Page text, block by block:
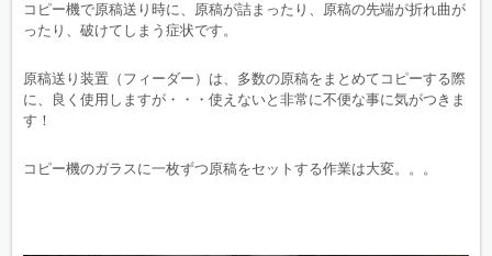
コピー機で原稿送り時に、原稿が詰まったり、原稿の先端が折れ曲が
ったり、破けてしまう症状です。
原稿送り装置（フィーダー）は、多数の原稿をまとめてコピーする際
に、良く使用しますが・・・使えないと非常に不便な事に気がつきま
す！
コピー機のガラスに一枚ずつ原稿をセットする作業は大変。。。